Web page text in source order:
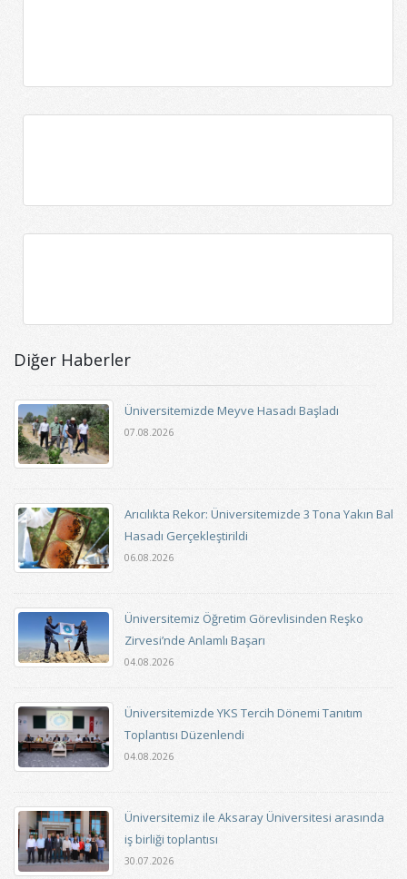
Diğer Haberler
Üniversitemizde Meyve Hasadı Başladı
07.08.2026
Arıcılıkta Rekor: Üniversitemizde 3 Tona Yakın Bal
Hasadı Gerçekleştirildi
06.08.2026
Üniversitemiz Öğretim Görevlisinden Reşko
Zirvesi’nde Anlamlı Başarı
04.08.2026
Üniversitemizde YKS Tercih Dönemi Tanıtım
Toplantısı Düzenlendi
04.08.2026
Üniversitemiz ile Aksaray Üniversitesi arasında
iş birliği toplantısı
30.07.2026